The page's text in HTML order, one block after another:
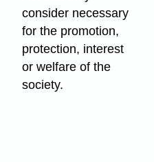
consider necessary
for the promotion,
protection, interest
or welfare of the
society.